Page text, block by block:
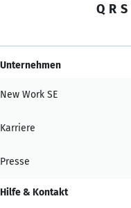
Q R S
Unternehmen
New Work SE
Karriere
Presse
Hilfe & Kontakt